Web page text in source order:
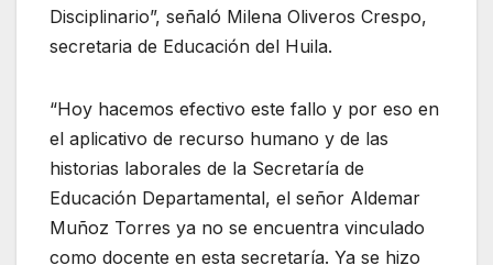
Disciplinario”, señaló Milena Oliveros Crespo,
secretaria de Educación del Huila.
“Hoy hacemos efectivo este fallo y por eso en
el aplicativo de recurso humano y de las
historias laborales de la Secretaría de
Educación Departamental, el señor Aldemar
Muñoz Torres ya no se encuentra vinculado
como docente en esta secretaría. Ya se hizo